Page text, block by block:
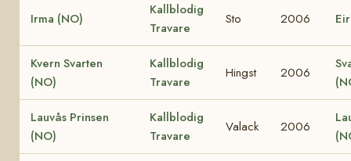
Irma (NO)
Kallblodig
Travare
Sto 2006
Kvern Svarten
(NO)
Kallblodig
Travare
Hingst 2006
Lauvås Prinsen
(NO)
Kallblodig
Travare
Valack 2006